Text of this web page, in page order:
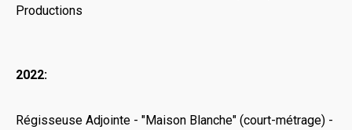
Productions
2022:
Régisseuse Adjointe - "Maison Blanche" (court-métrage) -